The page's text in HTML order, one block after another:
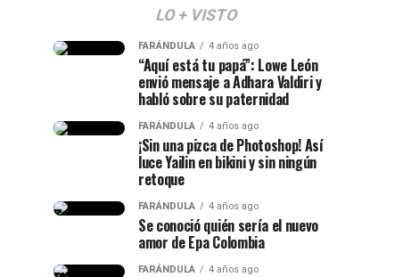
LO + VISTO
FARÁNDULA 4 años ago
“Aquí está tu papá”: Lowe León
envió mensaje a Adhara Valdiri y
habló sobre su paternidad
FARÁNDULA 4 años ago
¡Sin una pizca de Photoshop! Así
luce Yailin en bikini y sin ningún
retoque
FARÁNDULA 4 años ago
Se conoció quién sería el nuevo
amor de Epa Colombia
FARÁNDULA 4 años ago